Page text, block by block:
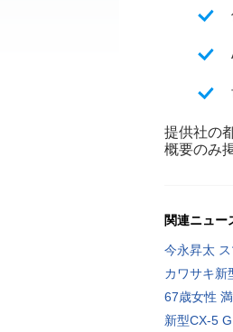
提供社の
概要のみ
関連ニュー
今永昇太
カワサキ新
67歳女性
新型CX-5